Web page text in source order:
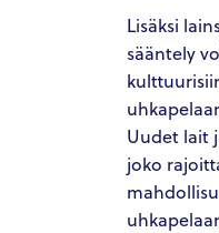
Lisäksi
sääntely
Uudet lait
joko